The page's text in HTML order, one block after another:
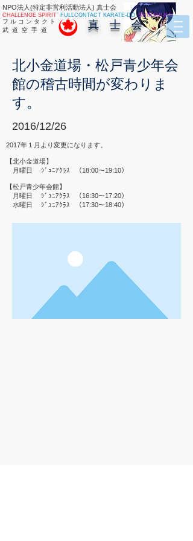
真 士 会
CHALLENGE SPIRIT FULLCONTACT KARATE-DO SHINSHI-KAI
フ ル コ ン タ ク ト
武 道 空 手 道
NPO法人(特定非営利活動法人) 真士会
北小金道場・松戸青少年会
館の稽古時間が変わりま
す。
2016/12/26
2017年１月より変更になります。
【北小金道場】
月曜日 ｼﾞｭﾆｱｸﾗｽ （18:00～19:10）
【松戸青少年会館】
月曜日 ｼﾞｭﾆｱｸﾗｽ （16:30～17:20）
水曜日 ｼﾞｭﾆｱｸﾗｽ （17:30～18:40）